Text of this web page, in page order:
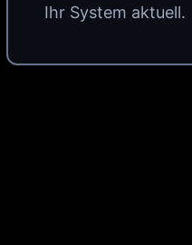
Ihr System aktuell.